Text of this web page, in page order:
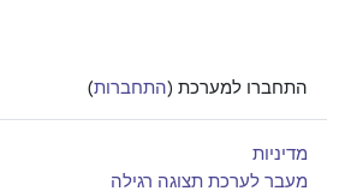
התחברו למערכת (התחברות)
מדיניות
מעבר לערכת תצוגה רגילה